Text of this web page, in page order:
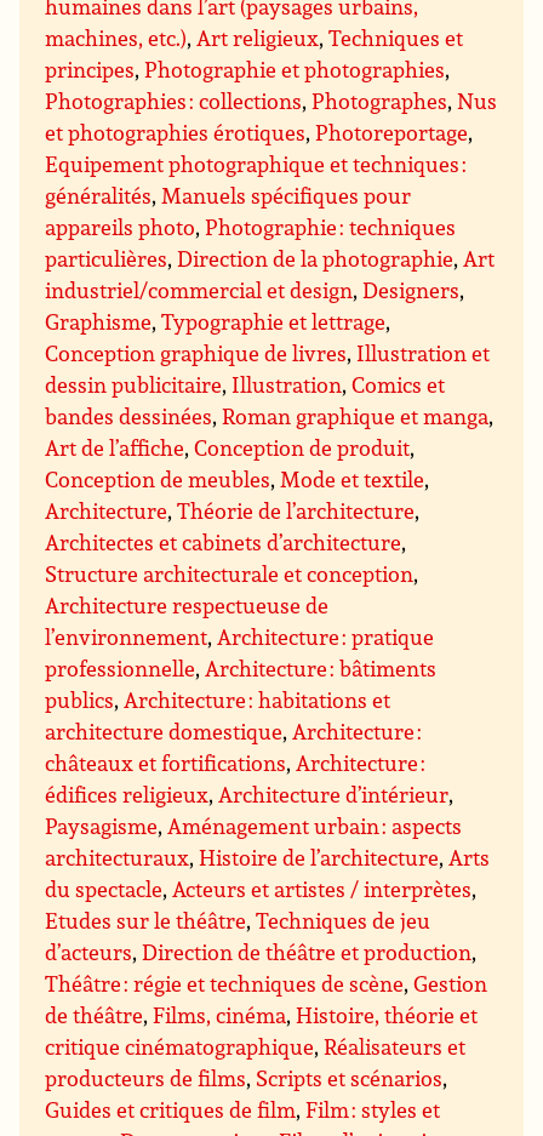
humaines dans l’art (paysages urbains,
machines, etc.),Art religieux,Techniques et
principes,Photographie et photographies,
Photographies : collections,Photographes,Nus
et photographies érotiques,Photoreportage,
Equipement photographique et techniques :
généralités,Manuels spécifiques pour
appareils photo,Photographie : techniques
particulières,Direction de la photographie,Art
industriel/commercial et design,Designers,
Graphisme,Typographie et lettrage,
Conception graphique de livres, Illustration et
dessin publicitaire, Illustration,Comics et
bandes dessinées,Roman graphique et manga,
Art de l’affiche,Conception de produit,
Conception de meubles,Mode et textile,
Architecture,Théorie de l’architecture,
Architectes et cabinets d’architecture,
Structure architecturale et conception,
Architecture respectueuse de
l’environnement,Architecture : pratique
professionnelle,Architecture : bâtiments
publics,Architecture : habitations et
architecture domestique,Architecture :
châteaux et fortifications,Architecture :
édifices religieux,Architecture d’intérieur,
Paysagisme,Aménagement urbain : aspects
architecturaux,Histoire de l’architecture,Arts
du spectacle,Acteurs et artistes / interprètes,
Etudes sur le théâtre,Techniques de jeu
d’acteurs,Direction de théâtre et production,
Théâtre : régie et techniques de scène,Gestion
de théâtre,Films, cinéma,Histoire, théorie et
critique cinématographique,Réalisateurs et
producteurs de films, Scripts et scénarios,
Guides et critiques de film,Film : styles et